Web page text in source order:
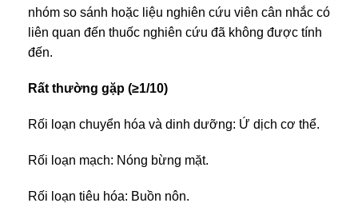
nhóm so sánh hoặc liệu nghiên cứu viên cân nhắc có
liên quan đến thuốc nghiên cứu đã không được tính
đến.
Rất thường gặp (≥1/10)
Rối loạn chuyển hóa và dinh dưỡng: Ứ dịch cơ thể.
Rối loạn mạch: Nóng bừng mặt.
Rối loạn tiêu hóa: Buồn nôn.